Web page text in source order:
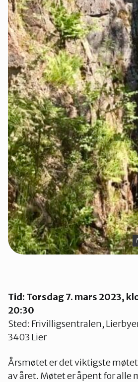
Tid: Torsdag 7. mars 2023,
20:30
Sted: Frivilligsentralen,
3403 Lier
Årsmøtet er det viktigste
av året. Møtet er åpent for alle